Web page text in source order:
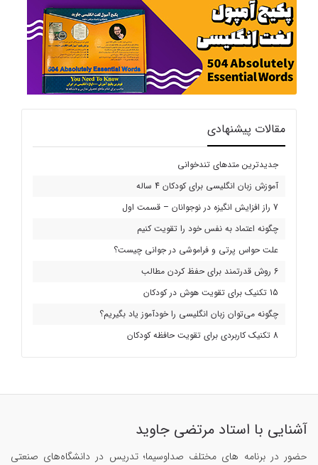
مقالات پیشنهادی
جدیدترین متدهای تندخوانی
آموزش زبان انگلیسی برای کودکان 4 ساله
7 راز افزایش انگیزه در نوجوانان – قسمت اول
چگونه اعتماد به نفس خود را تقویت کنیم
علت حواس پرتی و فراموشی در جوانی چیست؟
6 روش قدرتمند برای حفظ کردن مطالب
15 تکنیک برای تقویت هوش در کودکان
چگونه می‌توان زبان انگلیسی را خودآموز یاد بگیریم؟
8 تکنیک کاربردی برای تقویت حافظه کودکان
آشنایی با استاد مرتضی جاوید
حضور در برنامه های مختلف صداوسیما؛ تدریس در دانشگاه‌های صنعتی